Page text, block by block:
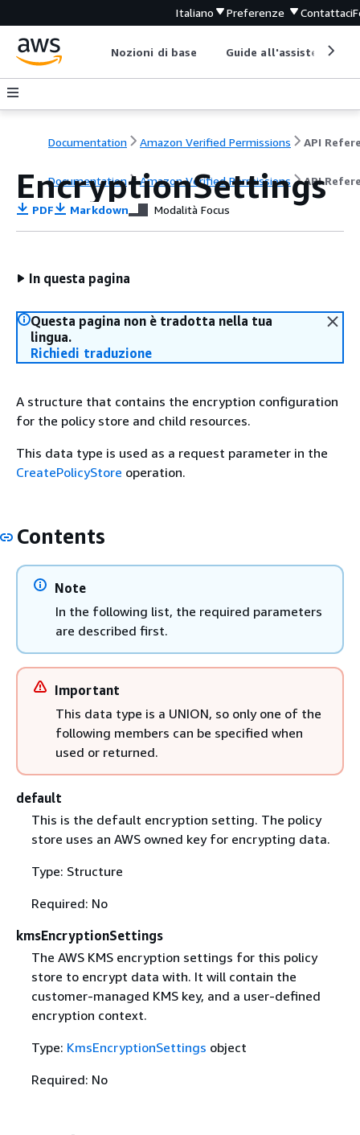
Italiano Preferenze Contattaci
Nozioni di base Guide all'assistenza
Documentation Amazon Verified Permissions
Documentation Amazon Verified Permissions API
EncryptionSettings
PDF Markdown Modalità Focus
In questa pagina
Questa pagina non è tradotta nella tua
lingua.
Richiedi traduzione
A structure that contains the encryption configuration
for the policy store and child resources.
This data type is used as a request parameter in the
CreatePolicyStore operation.
Contents
Note
In the following list, the required parameters
are described first.
Important
This data type is a UNION, so only one of the
following members can be specified when
used or returned.
default
This is the default encryption setting. The policy
store uses an AWS owned key for encrypting data.
Type: Structure
Required: No
kmsEncryptionSettings
The AWS KMS encryption settings for this policy
store to encrypt data with. It will contain the
customer-managed KMS key, and a user-defined
encryption context.
Type: KmsEncryptionSettings object
Required: No